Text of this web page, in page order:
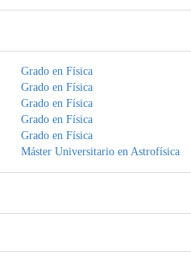
Grado en Física
Grado en Física
Grado en Física
Grado en Física
Grado en Física
Máster Universitario en Astrofísica